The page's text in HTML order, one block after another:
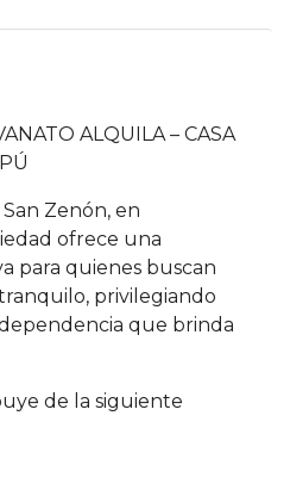
ALQUILA – CASA
Zenón, en
ofrece una
para quienes buscan
privilegiando
que brinda
de la siguiente